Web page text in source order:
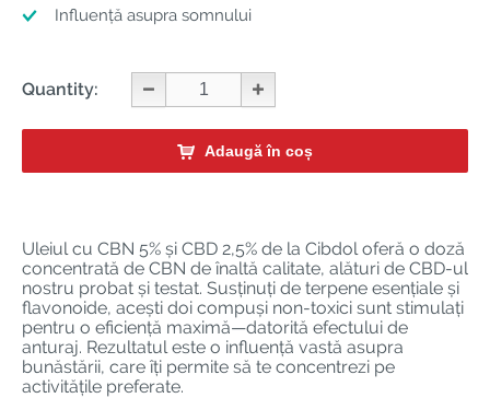
Influență asupra somnului
Quantity:
Adaugă în coș
Uleiul cu CBN 5% și CBD 2,5% de la Cibdol oferă o doză
concentrată de CBN de înaltă calitate, alături de CBD-ul
nostru probat și testat. Susținuți de terpene esențiale și
flavonoide, acești doi compuși non-toxici sunt stimulați
pentru o eficiență maximă—datorită efectului de
anturaj. Rezultatul este o influență vastă asupra
bunăstării, care îți permite să te concentrezi pe
activitățile preferate.